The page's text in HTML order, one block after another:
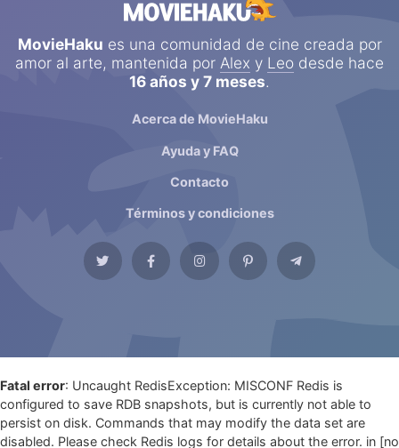
MovieHaku es una comunidad de cine creada por
amor al arte, mantenida por Alex y Leo desde hace
16 años y 7 meses.
Acerca de MovieHaku
Ayuda y FAQ
Contacto
Términos y condiciones
Fatal error: Uncaught RedisException: MISCONF Redis is
configured to save RDB snapshots, but is currently not able to
persist on disk. Commands that may modify the data set are
disabled. Please check Redis logs for details about the error. in [no